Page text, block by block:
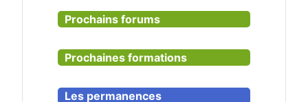
Prochains forums
Prochaines formations
Les permanences